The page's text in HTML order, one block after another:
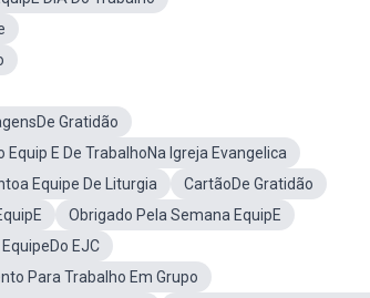
Gratidão
E De TrabalhoNa Igreja Evangelica
Equipe De Liturgia
CartãoDe Gratidão
Obrigado Pela Semana EquipE
EJC
Para Trabalho Em Grupo